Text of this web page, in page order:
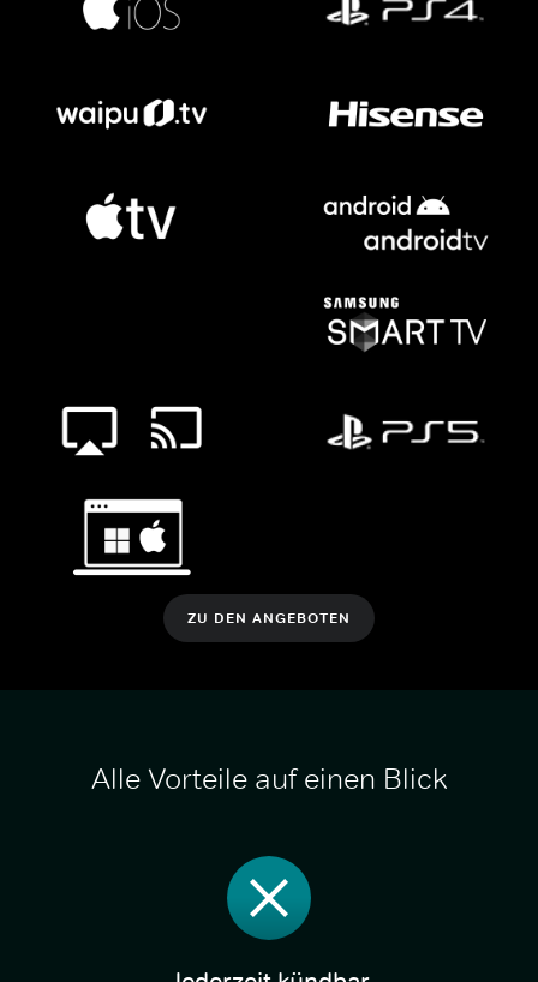
ZU DEN ANGEBOTEN
Alle Vorteile auf einen Blick